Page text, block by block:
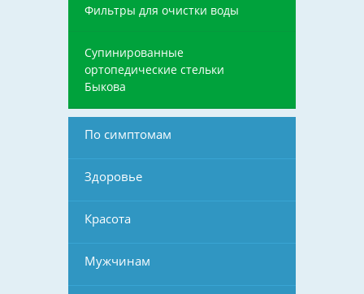
Фильтры для очистки воды
Супинированные
ортопедические стельки
Быкова
По симптомам
Здоровье
Красота
Мужчинам